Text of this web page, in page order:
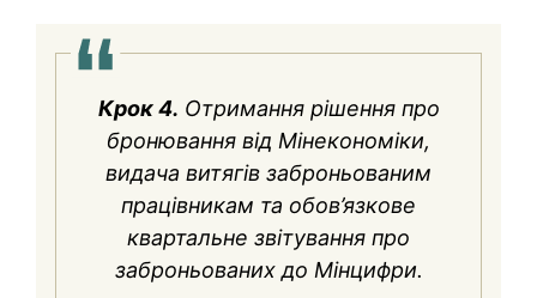
Крок 4. Отримання рішення про
бронювання від Мінекономіки,
видача витягів заброньованим
працівникам та обов’язкове
квартальне звітування про
заброньованих до Мінцифри.